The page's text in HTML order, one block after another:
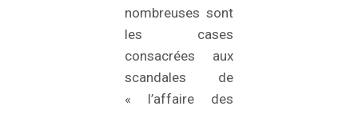
nombreuses sont
les cases
consacrées aux
scandales de
« l’affaire des